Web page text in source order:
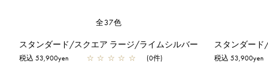
全37色
スタンダード/スクエア ラージ/ライムシルバー
税込 53,900yen ☆ ☆ ☆ ☆ ☆ (0件) 税込 53,900yen